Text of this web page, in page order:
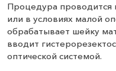
Процедура проводится
или в условиях малой
обрабатывает шейку
вводит
оптической системой.